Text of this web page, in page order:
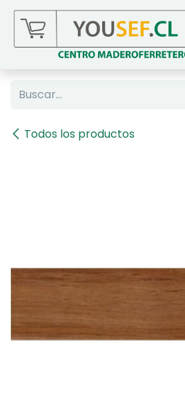
Ir al contenido
Todos los productos